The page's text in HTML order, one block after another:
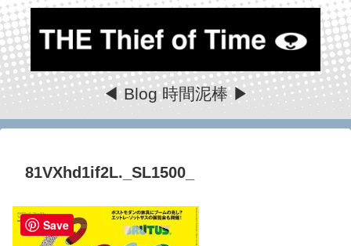
◀ Blog 時間泥棒 ▶
81VXhd1if2L._SL1500_
Save